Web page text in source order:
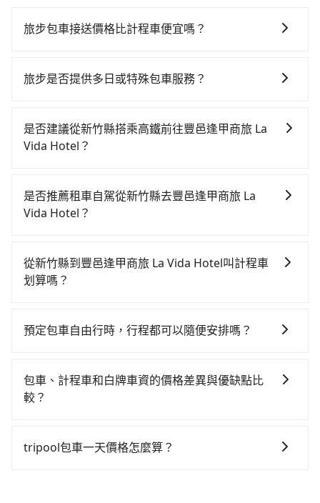
旅步包車接送價格比計程車便宜嗎？
遇塞車、停紅燈時等低速行駛時還需額外加價不同，旅
旅步是否提供多日或特殊包車服務？
專人回覆您。
是否建議從新竹縣搭乘高鐵前往豐邑逢甲商旅 La
Vida Hotel？
高鐵較貴、費時、轉車麻煩，且難叫計程車前往高鐵
站！從最早07:02一直到23:32，新竹-台中一天最多有61
鐘。抵達高鐵站後，步行進站、現場購票並於月台排隊
的時間約15分鐘，再乘坐24~32分鐘（平均27分）的高
20分鐘、車費300元後，抵達豐邑逢甲商旅 La Vida
為780元。不過新竹縣領有合法執照的計程車僅有700多
輛，計程車的密度為雙北的1.3%，換句話說，臨時要叫
時1小時20分鐘。選擇搭乘高鐵而不預約包車，不僅每人
是否推薦租車自駕從新竹縣去豐邑逢甲商旅 La
Vida Hotel？
時不需要閉目養神（因為要自己開車），最重要的是你
當天就要來回，那在新竹路邊可隨租隨借的iRent應該是
縣（關西鎮）到豐邑逢甲商旅 La Vida Hotel的花費預估
小時40元路邊停車費用預估進去，但額外的汽車保險與
可能的罰單都需自付。再者，和運的iRent只提供最基本
座或九人座可供選擇，而且無人租車最令人詬病的就是
從新竹縣到豐邑逢甲商旅 La Vida Hotel叫計程車
划算嗎？
灣大車隊、Uber、Line Taxi、Yoxi等。依照里程跳錶計
車，那要注意新竹縣僅有合法計程車約730輛，計程車密
度為雙北的1.3%，也就是說要臨時叫到小黃的難度是台
Hotel的最佳選擇。
預定包車自由行時，行程都可以隨便安排嗎？
沒有到達海拔1500公里以上的山區，行程都是可以依照
您的需求安排的。
包車、計程車和白牌車資的價格差異與優缺點比
較？
包車：優點是搭乘舒適可以根據自己的需求安排時間和
tripool包車一天價格怎麼算？